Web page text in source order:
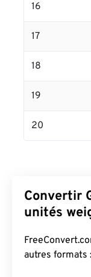
16
17
18
19
20
Convertir
unités
autres formats :